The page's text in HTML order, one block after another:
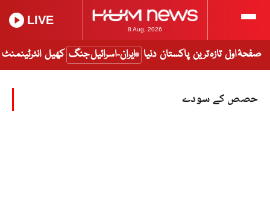
8 Aug, 2026
LIVE
صفحۂ اول تازہ ترین پاکستان دنیا ایران-اسرائیل جنگ کھیل انٹرٹینمنٹ
حصص کے سودے